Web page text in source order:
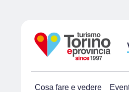
Cosa fare e vedere